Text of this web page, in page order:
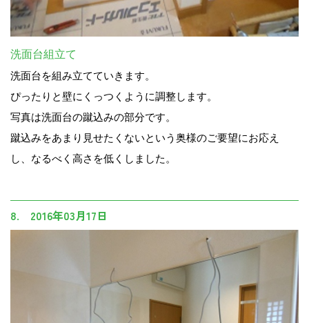
洗面台組立て
洗面台を組み立てていきます。
ぴったりと壁にくっつくように調整します。
写真は洗面台の蹴込みの部分です。
蹴込みをあまり見せたくないという奥様のご要望にお応え
し、なるべく高さを低くしました。
8. 2016年03月17日